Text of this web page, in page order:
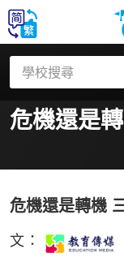
危機還是
危機還是轉機
文：